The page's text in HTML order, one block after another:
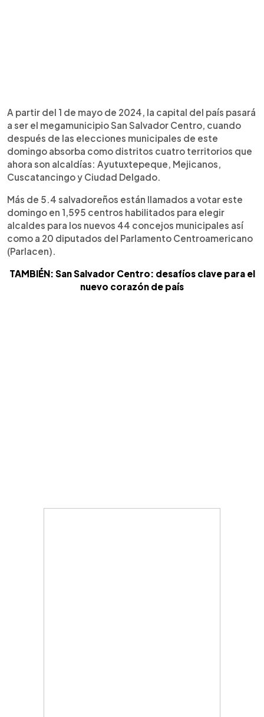
A partir del 1 de mayo de 2024, la capital del país pasará
a ser el megamunicipio San Salvador Centro, cuando
después de las elecciones municipales de este
domingo absorba como distritos cuatro territorios que
ahora son alcaldías: Ayutuxtepeque, Mejicanos,
Cuscatancingo y Ciudad Delgado.
Más de 5.4 salvadoreños están llamados a votar este
domingo en 1,595 centros habilitados para elegir
alcaldes para los nuevos 44 concejos municipales así
como a 20 diputados del Parlamento Centroamericano
(Parlacen).
TAMBIÉN: San Salvador Centro: desafíos clave para el
nuevo corazón de país